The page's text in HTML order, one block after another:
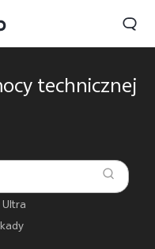
technicznej